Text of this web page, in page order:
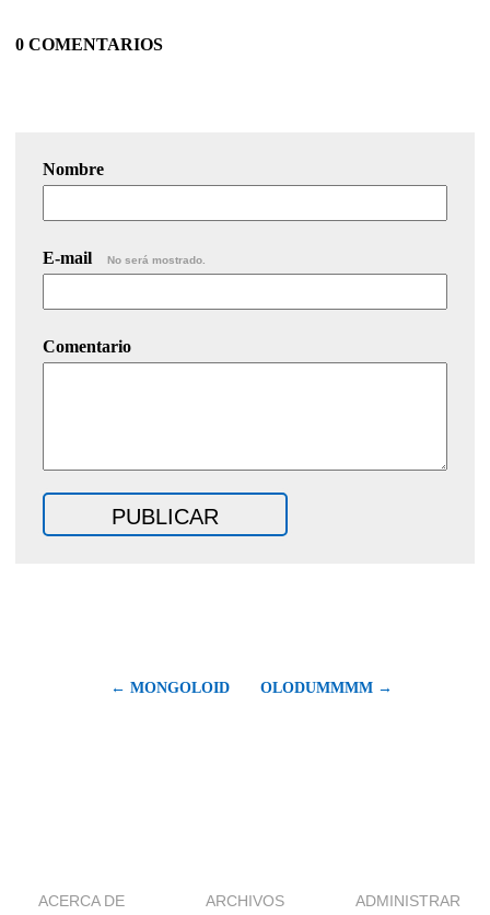
0 COMENTARIOS
Nombre
E-mail No será mostrado.
Comentario
← MONGOLOID OLODUMMMM →
ACERCA DE ARCHIVOS ADMINISTRAR